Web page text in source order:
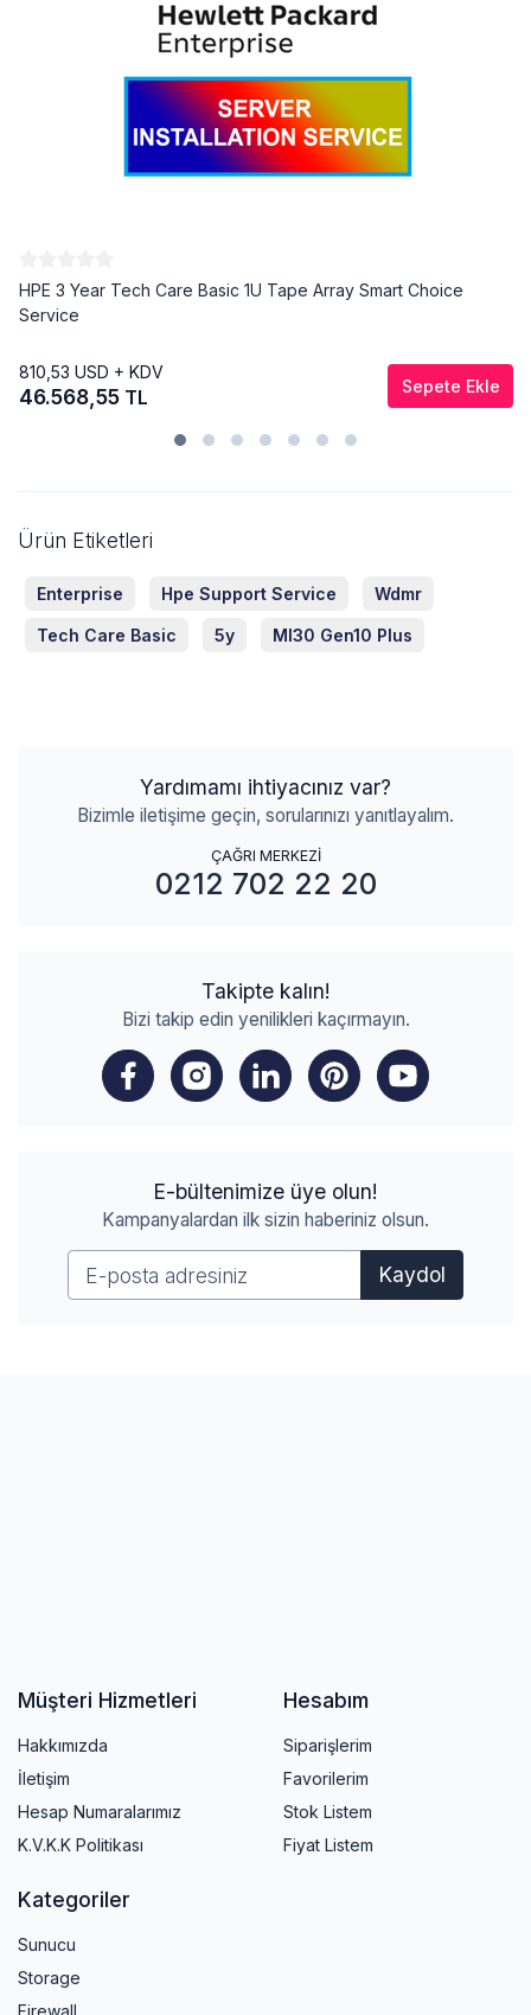
HPE 3 Year Tech Care Basic 1U Tape Array Smart Choice
Service
810,53 USD + KDV
46.568,55 TL Sepete Ekle
Ürün Etiketleri
Enterprise Hpe Support Service Wdmr
Tech Care Basic 5y Ml30 Gen10 Plus
Yardımamı ihtiyacınız var?
Bizimle iletişime geçin, sorularınızı yanıtlayalım.
ÇAĞRI MERKEZİ
0212 702 22 20
Takipte kalın!
Bizi takip edin yenilikleri kaçırmayın.
E-bültenimize üye olun!
Kampanyalardan ilk sizin haberiniz olsun.
Kaydol
Müşteri Hizmetleri
Hakkımızda
İletişim
Hesap Numaralarımız
K.V.K.K Politikası
Hesabım
Siparişlerim
Favorilerim
Stok Listem
Fiyat Listem
Kategoriler
Sunucu
Storage
Firewall